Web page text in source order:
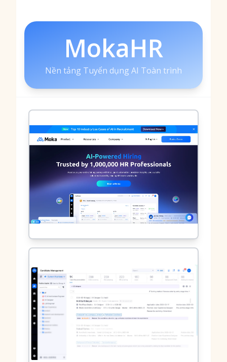
MokaHR
Nền tảng Tuyển dụng AI Toàn trình